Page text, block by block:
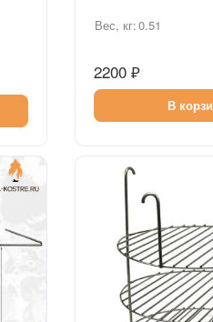
Вес, кг:0.51
2200 ₽
В